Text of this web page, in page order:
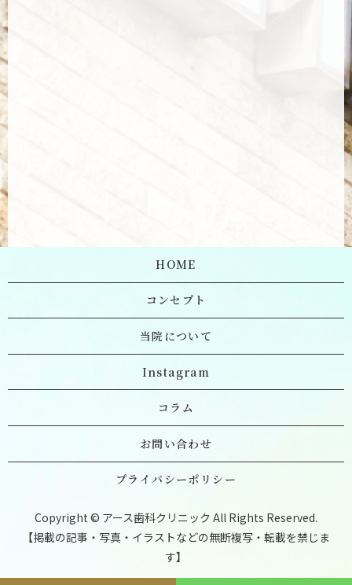
HOME
コンセプト
当院について
Instagram
コラム
お問い合わせ
プライバシーポリシー
Copyright © アース歯科クリニック All Rights Reserved.
【掲載の記事・写真・イラストなどの無断複写・転載を禁じま
す】